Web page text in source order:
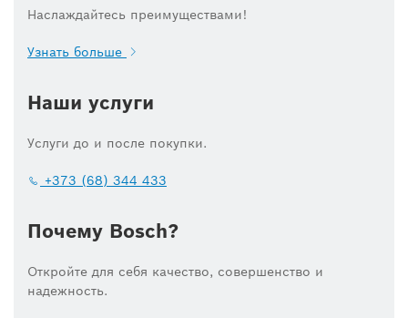
Наслаждайтесь преимуществами!
Узнать больше
Наши услуги
Услуги до и после покупки.
+373 (68) 344 433
Почему Bosch?
Откройте для себя качество, совершенство и
надежность.